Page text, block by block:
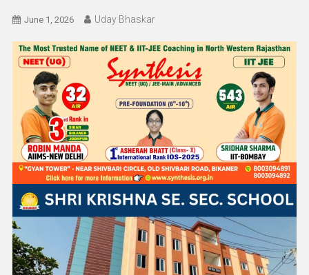
June 1, 2026 Uday Bhaskar